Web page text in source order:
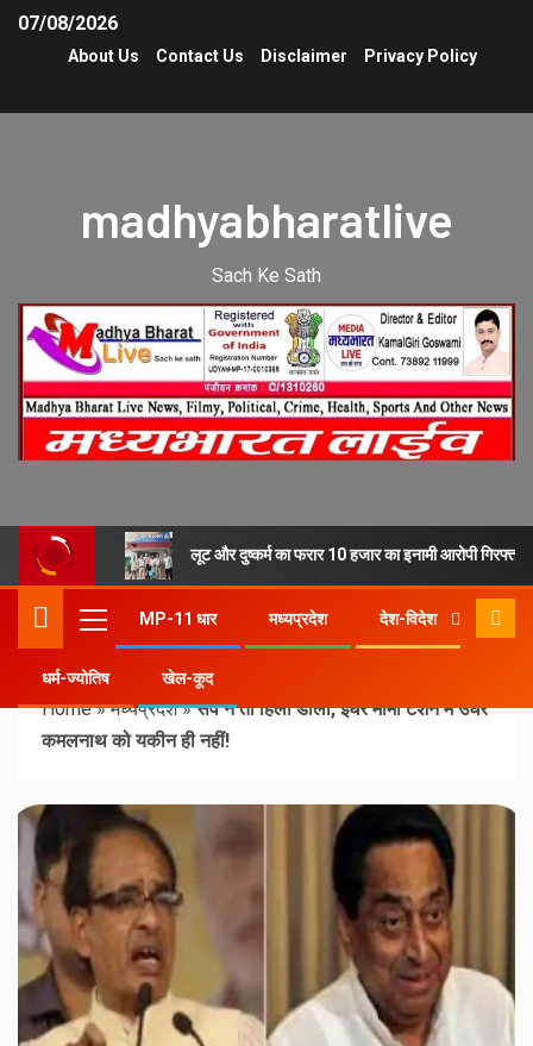
07/08/2026
About Us Contact Us Disclaimer Privacy Policy
madhyabharatlive
Sach Ke Sath
लूट और दुष्कर्म का फरार 10 हजार का इनामी आरोपी गिरफ्तार
MP-11 धार मध्यप्रदेश देश-विदेश
धर्म-ज्योतिष खेल-कूद
Home»मध्यप्रदेश»सर्वे ने तो हिला डाला, इधर मामा टेंशन में उधर
कमलनाथ को यकीन ही नहीं!